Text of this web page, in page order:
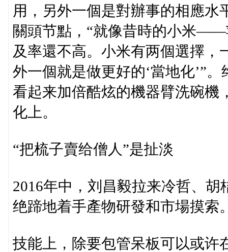
用，另外一個是對辦事的相應水
關頭节點，“就像昔時的小米
及率還不高。小米有两個選擇，
外一個就是做更好的‘當地化’”
看起来加倍酷炫的機器臂洗碗機
化上。
“把梳子賣给僧人”是扯淡
2016年中，刘昌毅拉来冷哲、
绝蹄地着手產物研發和市場摸索
技能上，除要包管呆板可以或许